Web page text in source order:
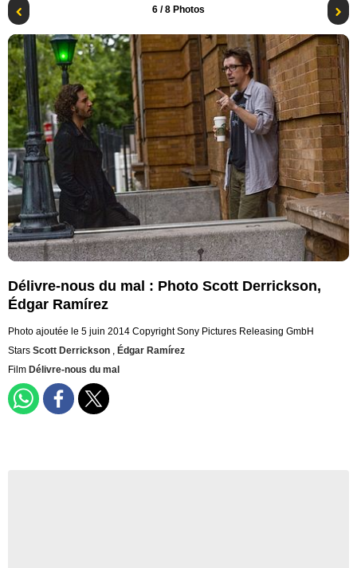
6 / 8 Photos
Délivre-nous du mal : Photo Scott Derrickson,
Édgar Ramírez
Photo ajoutée le 5 juin 2014 Copyright Sony Pictures Releasing GmbH
Stars Scott Derrickson , Édgar Ramírez
Film Délivre-nous du mal